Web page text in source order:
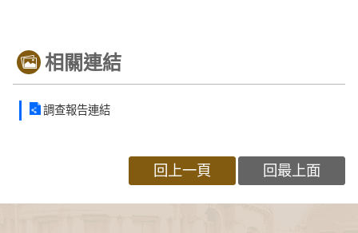
相關連結
調查報告連結
回上一頁 回最上面